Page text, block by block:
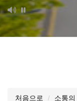
처음으로 소통